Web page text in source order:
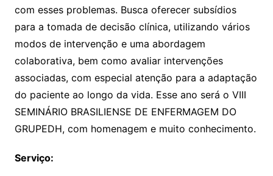
com esses problemas. Busca oferecer subsídios
para a tomada de decisão clínica, utilizando vários
modos de intervenção e uma abordagem
colaborativa, bem como avaliar intervenções
associadas, com especial atenção para a adaptação
do paciente ao longo da vida. Esse ano será o VIII
SEMINÁRIO BRASILIENSE DE ENFERMAGEM DO
GRUPEDH, com homenagem e muito conhecimento.
Serviço: